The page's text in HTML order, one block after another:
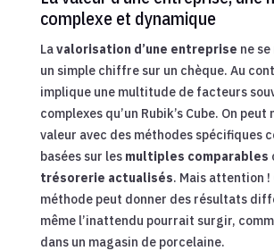
complexe et dynamique
Lavalorisation d’une entreprise ne
un simple chiffre sur un chèque. Au
implique une multitude de facteurs
complexes qu’un Rubik’s Cube. On
valeur avec des méthodes spécifiques
basées sur les multiples comparables
trésorerie actualisés. Mais attention !
méthode peut donner des résultats
même l’inattendu pourrait surgir,
dans un magasin de porcelaine.